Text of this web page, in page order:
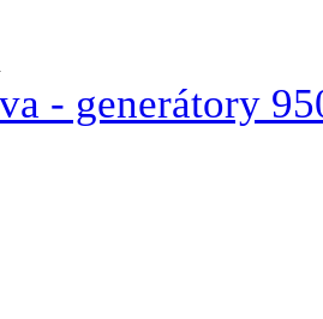
- generátory